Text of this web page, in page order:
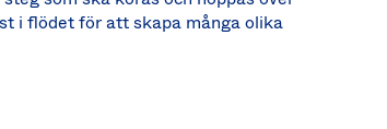
i flödet för att skapa många olika